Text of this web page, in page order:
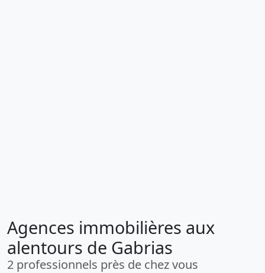
Agences immobilières aux
alentours de Gabrias
2 professionnels près de chez vous